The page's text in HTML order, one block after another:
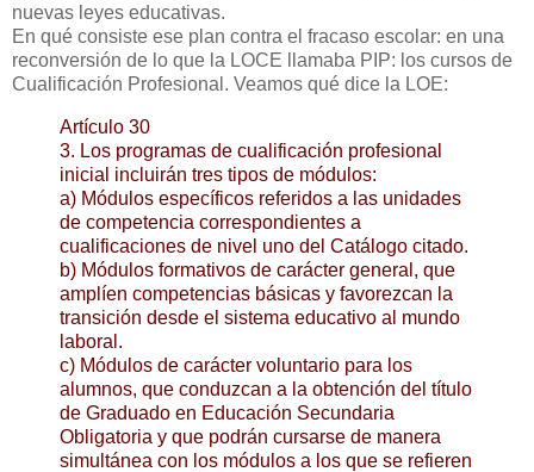
nuevas leyes educativas.
En qué consiste ese plan contra el fracaso escolar: en una
reconversión de lo que la LOCE llamaba PIP: los cursos de
Cualificación Profesional. Veamos qué dice la LOE:
Artículo 30
3. Los programas de cualificación profesional
inicial incluirán tres tipos de módulos:
a) Módulos específicos referidos a las unidades
de competencia correspondientes a
cualificaciones de nivel uno del Catálogo citado.
b) Módulos formativos de carácter general, que
amplíen competencias básicas y favorezcan la
transición desde el sistema educativo al mundo
laboral.
c) Módulos de carácter voluntario para los
alumnos, que conduzcan a la obtención del título
de Graduado en Educación Secundaria
Obligatoria y que podrán cursarse de manera
simultánea con los módulos a los que se refieren